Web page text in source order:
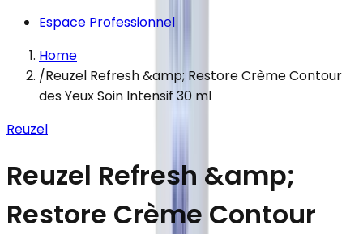
Espace Professionnel
Home
/Reuzel Refresh &amp; Restore Crème Contour
des Yeux Soin Intensif 30 ml
Reuzel
Reuzel Refresh &amp;
Restore Crème Contour